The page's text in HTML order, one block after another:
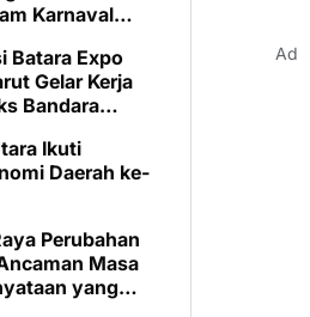
Karnaval
Batara Expo
Gelar Kerja
Bandara
Ikuti
Daerah ke-
Perubahan
Masa
yang
Ad